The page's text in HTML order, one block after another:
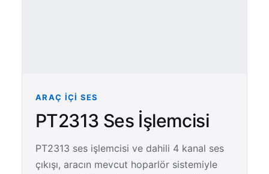
ARAÇ İÇI SES
PT2313 Ses İşlemcisi
PT2313 ses işlemcisi ve dahili 4 kanal ses
çıkışı, aracın mevcut hoparlör sistemiyle